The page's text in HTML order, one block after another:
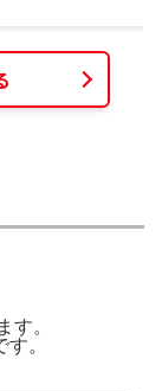
す。
。